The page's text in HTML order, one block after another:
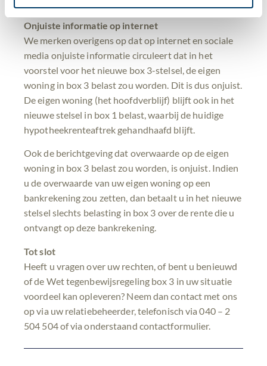
Onjuiste informatie op internet
We merken overigens op dat op internet en sociale
media onjuiste informatie circuleert dat in het
voorstel voor het nieuwe box 3-stelsel, de eigen
woning in box 3 belast zou worden. Dit is dus onjuist.
De eigen woning (het hoofdverblijf) blijft ook in het
nieuwe stelsel in box 1 belast, waarbij de huidige
hypotheekrenteaftrek gehandhaafd blijft.
Ook de berichtgeving dat overwaarde op de eigen
woning in box 3 belast zou worden, is onjuist. Indien
u de overwaarde van uw eigen woning op een
bankrekening zou zetten, dan betaalt u in het nieuwe
stelsel slechts belasting in box 3 over de rente die u
ontvangt op deze bankrekening.
Tot slot
Heeft u vragen over uw rechten, of bent u benieuwd
of de Wet tegenbewijsregeling box 3 in uw situatie
voordeel kan opleveren? Neem dan contact met ons
op via uw relatiebeheerder, telefonisch via 040 – 2
504 504 of via onderstaand contactformulier.